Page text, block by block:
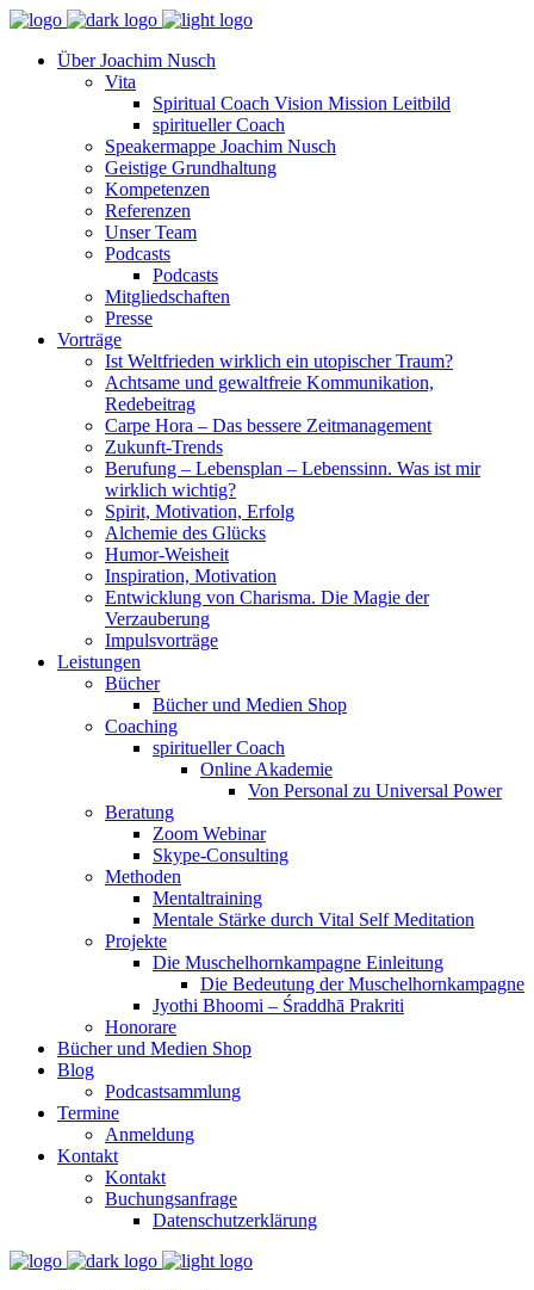
Über Joachim Nusch
Vita
Spiritual Coach Vision Mission Leitbild
spiritueller Coach
Speakermappe Joachim Nusch
Geistige Grundhaltung
Kompetenzen
Referenzen
Unser Team
Podcasts
Podcasts
Mitgliedschaften
Presse
Vorträge
Ist Weltfrieden wirklich ein utopischer Traum?
Achtsame und gewaltfreie Kommunikation,
Redebeitrag
Carpe Hora – Das bessere Zeitmanagement
Zukunft-Trends
Berufung – Lebensplan – Lebenssinn. Was ist mir
wirklich wichtig?
Spirit, Motivation, Erfolg
Alchemie des Glücks
Humor-Weisheit
Inspiration, Motivation
Entwicklung von Charisma. Die Magie der
Verzauberung
Impulsvorträge
Leistungen
Bücher
Bücher und Medien Shop
Coaching
spiritueller Coach
Online Akademie
Von Personal zu Universal Power
Beratung
Zoom Webinar
Skype-Consulting
Methoden
Mentaltraining
Mentale Stärke durch Vital Self Meditation
Projekte
Die Muschelhornkampagne Einleitung
Die Bedeutung der Muschelhornkampagne
Jyothi Bhoomi – Śraddhā Prakriti
Honorare
Bücher und Medien Shop
Blog
Podcastsammlung
Termine
Anmeldung
Kontakt
Kontakt
Buchungsanfrage
Datenschutzerklärung